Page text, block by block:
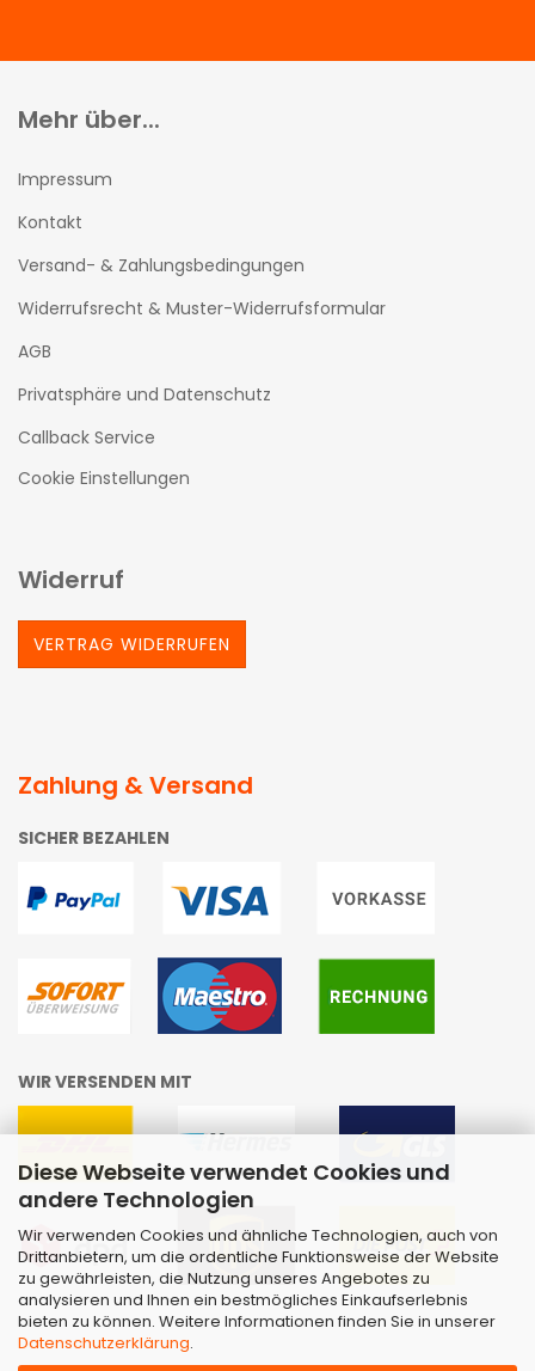
Diese Webseite verwendet Cookies und
andere Technologien
Wir verwenden Cookies und ähnliche Technologien, auch von
Drittanbietern, um die ordentliche Funktionsweise der Website
zu gewährleisten, die Nutzung unseres Angebotes zu
analysieren und Ihnen ein bestmögliches Einkaufserlebnis
bieten zu können. Weitere Informationen finden Sie in unserer
Datenschutzerklärung.
Mehr über...
Impressum
Kontakt
Versand- & Zahlungsbedingungen
Widerrufsrecht & Muster-Widerrufsformular
AGB
Privatsphäre und Datenschutz
Callback Service
Cookie Einstellungen
Widerruf
VERTRAG WIDERRUFEN
Zahlung & Versand
SICHER BEZAHLEN
WIR VERSENDEN MIT